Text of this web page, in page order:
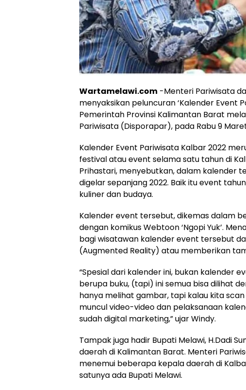
Wartamelawi.com -Menteri Pariwisata
menyaksikan peluncuran ‘Kalender Event
Pemerintah Provinsi Kalimantan Barat
Pariwisata (Disporapar), pada Rabu 9
Kalender Event Pariwisata Kalbar 2022
festival atau event selama satu tahun di
Prihastari, menyebutkan, dalam kalender
digelar sepanjang 2022. Baik itu event
kuliner dan budaya.
Kalender event tersebut, dikemas dalam
dengan komikus Webtoon ‘Ngopi Yuk’.
bagi wisatawan kalender event tersebut
(Augmented Reality) atau memberikan
“Spesial dari kalender ini, bukan kalender
berupa buku, (tapi) ini semua bisa dilihat
hanya melihat gambar, tapi kalau kita
muncul video-video dan pelaksanaan
sudah digital marketing,” ujar Windy.
Tampak juga hadir Bupati Melawi, H.Dadi
daerah di Kalimantan Barat. Menteri
menemui beberapa kepala daerah di
satunya ada Bupati Melawi.